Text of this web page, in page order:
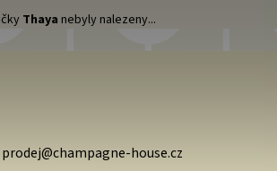
Thaya nebyly nalezeny...
prodej@champagne-house.cz